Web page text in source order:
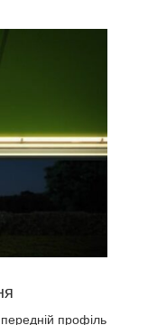
передній профіль